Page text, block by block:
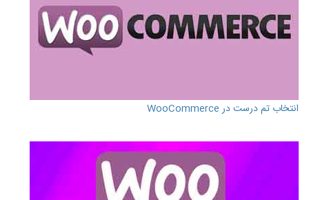
انتخاب تم درست در WooCommerce